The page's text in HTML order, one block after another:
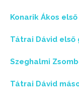
Konarik Ákos
Tátrai Dávid első
Szeghalmi
Tátrai Dávid